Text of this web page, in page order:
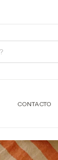
20 %
CONTACTO